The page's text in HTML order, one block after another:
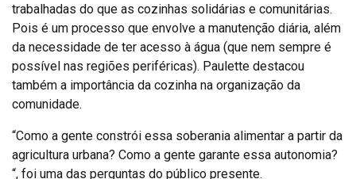
trabalhadas do que as cozinhas solidárias e comunitárias.
Pois é um processo que envolve a manutenção diária, além
da necessidade de ter acesso à água (que nem sempre é
possível nas regiões periféricas). Paulette destacou
também a importância da cozinha na organização da
comunidade.
“Como a gente constrói essa soberania alimentar a partir da
agricultura urbana? Como a gente garante essa autonomia?
“, foi uma das perguntas do público presente.